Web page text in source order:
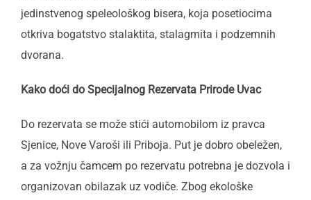
jedinstvenog speleološkog bisera, koja posetiocima
otkriva bogatstvo stalaktita, stalagmita i podzemnih
dvorana.
Kako doći do Specijalnog Rezervata Prirode Uvac
Do rezervata se može stići automobilom iz pravca
Sjenice, Nove Varoši ili Priboja. Put je dobro obeležen,
a za vožnju čamcem po rezervatu potrebna je dozvola i
organizovan obilazak uz vodiče. Zbog ekološke